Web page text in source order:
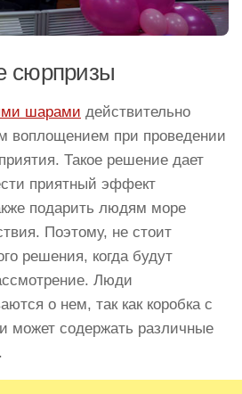
сюрпризы
шарами действительно
воплощением при проведении
Такое решение дает
приятный эффект
подарить людям море
Поэтому, не стоит
решения, когда будут
Люди
о нем, так как коробка с
содержать различные